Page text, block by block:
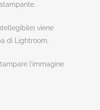
viene
di Lightroom.
l’immagine